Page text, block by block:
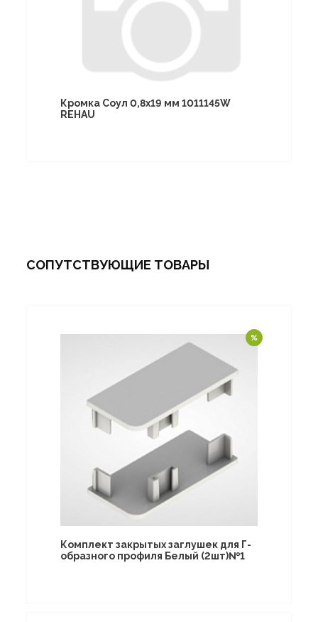
Кромка Соул 0,8х19 мм 1011145W
REHAU
СОПУТСТВУЮЩИЕ ТОВАРЫ
Комплект закрытых заглушек для Г-
образного профиля Белый (2шт)№1